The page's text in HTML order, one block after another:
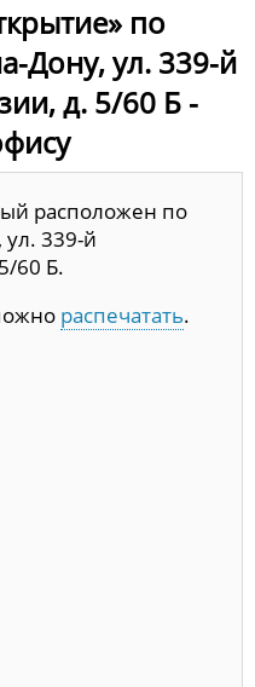
по
Дону, ул. 339-й
д. 5/60 Б -
расположен по
ул. 339-й
60 Б.
распечатать.